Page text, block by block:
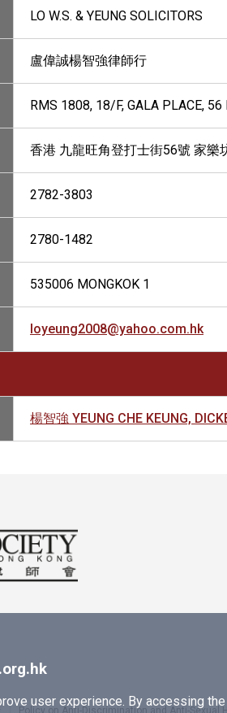
LO W.S. & YEUNG SOLICITORS
盧偉誠楊智強律師行
RMS 1808, 18/F, GALA PLACE, 56
香港 九龍旺角登打士街56號 家樂
2782-3803
2780-1482
535006 MONGKOK 1
loyeung2008@yahoo.com.hk
楊智強 YEUNG CHE KEUNG,
user experience. By accessing
Policy on Anti-Discrimination and Anti-Sexual